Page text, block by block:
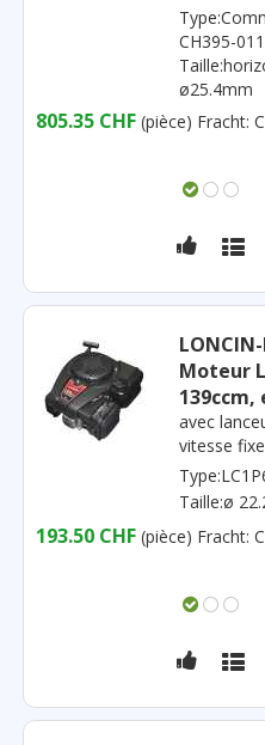
CH395-
ø25.4mm
805.35 CHF (pièce) Fracht:
LONCIN-
Moteur
139ccm,
avec
vitesse
Taille:ø
193.50 CHF (pièce) Fracht: